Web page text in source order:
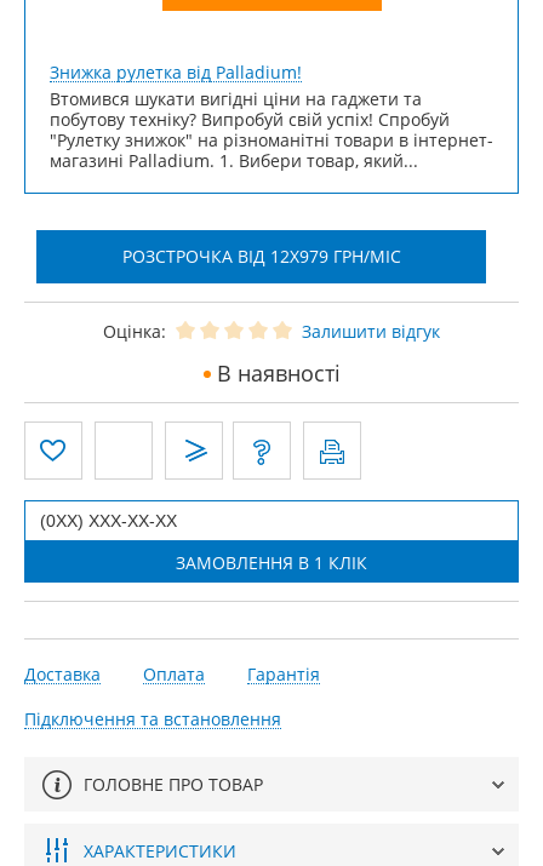
Знижка рулетка від Palladium!
Втомився шукати вигідні ціни на гаджети та
побутову техніку? Випробуй свій успіх! Спробуй
"Рулетку знижок" на різноманітні товари в інтернет-
магазині Palladium. 1. Вибери товар, який...
РОЗСТРОЧКА ВІД 12X979 ГРН/МІС
Оцінка: Залишити відгук
В наявності
Доставка Оплата
Гарантія
Підключення та встановлення
ГОЛОВНЕ ПРО ТОВАР
ХАРАКТЕРИСТИКИ